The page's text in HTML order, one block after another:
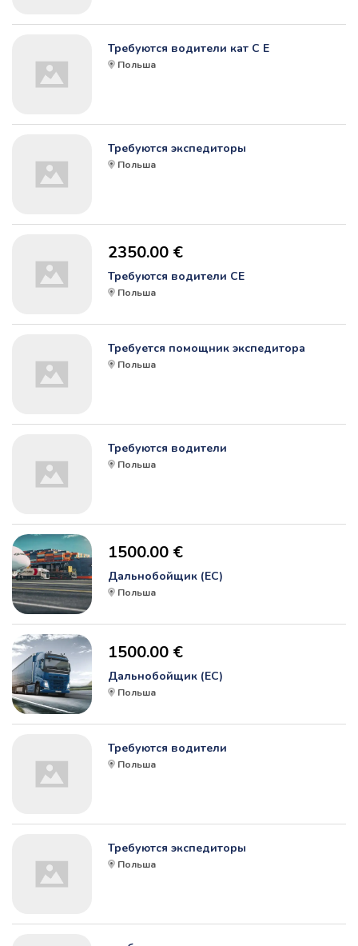
Требуются водители кат С Е
Польша
Требуются экспедиторы
Польша
2350.00 €
Требуются водители СЕ
Польша
Требуется помощник экспедитора
Польша
Требуются водители
Польша
1500.00 €
Дальнобойщик (ЕС)
Польша
1500.00 €
Дальнобойщик (ЕС)
Польша
Требуются водители
Польша
Требуются экспедиторы
Польша